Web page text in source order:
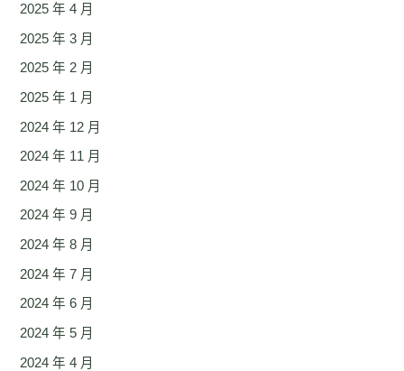
2025 年 4 月
2025 年 3 月
2025 年 2 月
2025 年 1 月
2024 年 12 月
2024 年 11 月
2024 年 10 月
2024 年 9 月
2024 年 8 月
2024 年 7 月
2024 年 6 月
2024 年 5 月
2024 年 4 月